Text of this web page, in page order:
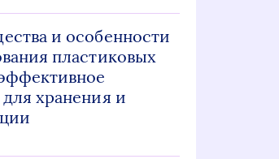
и особенности
пластиковых
хранения и